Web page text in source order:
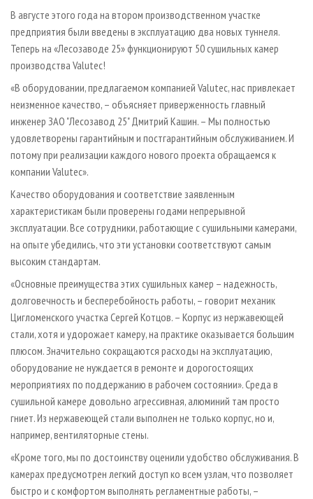
В августе этого года на втором производственном участке
предприятия были введены в эксплуатацию два новых туннеля.
Теперь на «Лесозаводе 25» функционируют 50 сушильных камер
производства Valutec!
«В оборудовании, предлагаемом компанией Valutec, нас привлекает
неизменное качество, – объясняет приверженность главный
инженер ЗАО "Лесозавод 25" Дмитрий Кашин. – Мы полностью
удовлетворены гарантийным и постгарантийным обслуживанием. И
потому при реализации каждого нового проекта обращаемся к
компании Valutec».
Качество оборудования и соответствие заявленным
характеристикам были проверены годами непрерывной
эксплуатации. Все сотрудники, работающие с сушильными камерами,
на опыте убедились, что эти установки соответствуют самым
высоким стандартам.
«Основные преимущества этих сушильных камер – надежность,
долговечность и бесперебойность работы, – говорит механик
Цигломенского участка Сергей Котцов. – Корпус из нержавеющей
стали, хотя и удорожает камеру, на практике оказывается большим
плюсом. Значительно сокращаются расходы на эксплуатацию,
оборудование не нуждается в ремонте и дорогостоящих
мероприятиях по поддержанию в рабочем состоянии». Среда в
сушильной камере довольно агрессивная, алюминий там просто
гниет. Из нержавеющей стали выполнен не только корпус, но и,
например, вентиляторные стены.
«Кроме того, мы по достоинству оценили удобство обслуживания. В
камерах предусмотрен легкий доступ ко всем узлам, что позволяет
быстро и с комфортом выполнять регламентные работы, –